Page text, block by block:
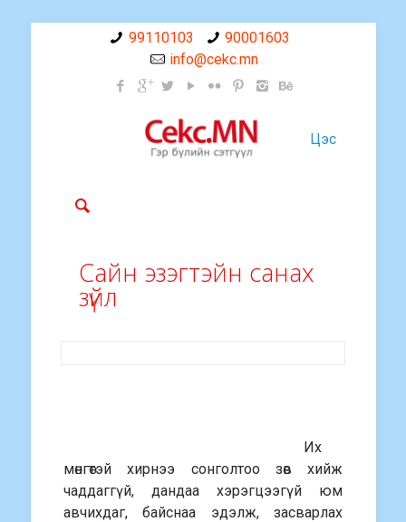
99110103
90001603
info@cekc.mn
Цэс
Сайн эзэгтэйн санах
зүйл
Их
мөнгөтэй хирнээ сонголтоо зөв хийж
чаддаггүй, дандаа хэрэгцээгүй юм
авчихдаг, байснаа эдэлж, засварлах